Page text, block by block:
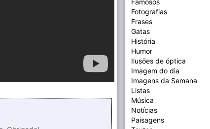
Famosos
Fotografias
Frases
Gatas
História
Humor
Ilusões de óptica
Imagem do dia
Imagens da Semana
Listas
Música
Notícias
Paisagens